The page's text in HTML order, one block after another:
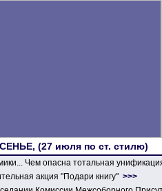
(27 июля по ст. стилю)
Чем опасна тотальная
акция "Подари книгу" >>>